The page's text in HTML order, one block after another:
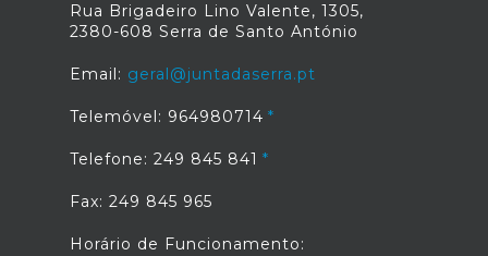
Rua Brigadeiro Lino Valente, 1305,
2380-608 Serra de Santo António
Email: geral@juntadaserra.pt
Telemóvel: 964980714
Telefone: 249 845 841
Fax: 249 845 965
Horário de Funcionamento: